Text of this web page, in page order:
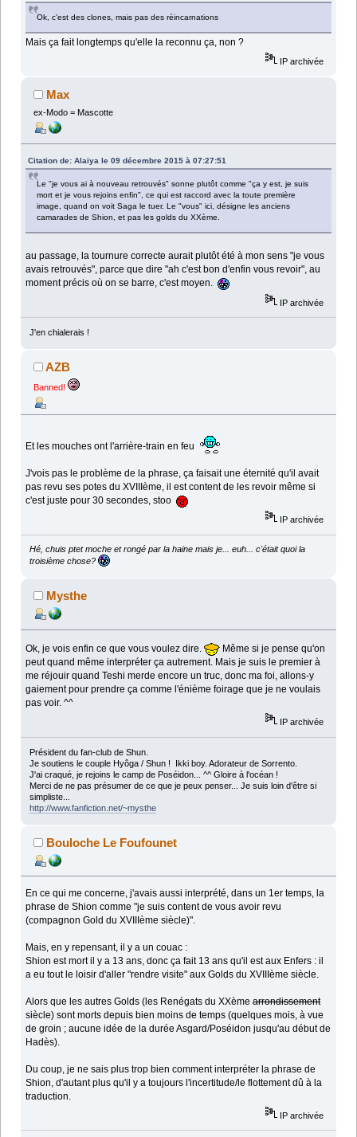
Ok, c'est des clones, mais pas des réincarnations
Mais ça fait longtemps qu'elle la reconnu ça, non ?
IP archivée
Max
ex-Modo = Mascotte
Citation de: Alaiya le 09 décembre 2015 à 07:27:51
Le "je vous ai à nouveau retrouvés" sonne plutôt comme "ça y est, je suis
mort et je vous rejoins enfin", ce qui est raccord avec la toute première
image, quand on voit Saga le tuer. Le "vous" ici, désigne les anciens
camarades de Shion, et pas les golds du XXème.
au passage, la tournure correcte aurait plutôt été à mon sens "je vous
avais retrouvés", parce que dire "ah c'est bon d'enfin vous revoir", au
moment précis où on se barre, c'est moyen.
IP archivée
J'en chialerais !
AZB
Banned!
Et les mouches ont l'arrière-train en feu
J'vois pas le problème de la phrase, ça faisait une éternité qu'il avait
pas revu ses potes du XVIIIème, il est content de les revoir même si
c'est juste pour 30 secondes, stoo
IP archivée
Hé, chuis ptet moche et rongé par la haine mais je... euh... c'était quoi la
troisième chose?
Mysthe
Ok, je vois enfin ce que vous voulez dire.
Même si je pense qu'on
peut quand même interpréter ça autrement. Mais je suis le premier à
me réjouir quand Teshi merde encore un truc, donc ma foi, allons-y
gaiement pour prendre ça comme l'énième foirage que je ne voulais
pas voir. ^^
IP archivée
Président du fan-club de Shun.
Je soutiens le couple Hyôga / Shun ! Ikki boy. Adorateur de Sorrento.
J'ai craqué, je rejoins le camp de Poséidon... ^^ Gloire à l'océan !
Merci de ne pas présumer de ce que je peux penser... Je suis loin d'être si
simpliste...
http://www.fanfiction.net/~mysthe
Bouloche Le Foufounet
En ce qui me concerne, j'avais aussi interprété, dans un 1er temps, la
phrase de Shion comme "je suis content de vous avoir revu
(compagnon Gold du XVIIIème siècle)".
Mais, en y repensant, il y a un couac :
Shion est mort il y a 13 ans, donc ça fait 13 ans qu'il est aux Enfers : il
a eu tout le loisir d'aller "rendre visite" aux Golds du XVIIIème siècle.
Alors que les autres Golds (les Renégats du XXèmearrondissement
siècle) sont morts depuis bien moins de temps (quelques mois, à vue
de groin ; aucune idée de la durée Asgard/Poséidon jusqu'au début de
Hadès).
Du coup, je ne sais plus trop bien comment interpréter la phrase de
Shion, d'autant plus qu'il y a toujours l'incertitude/le flottement dû à la
traduction.
IP archivée